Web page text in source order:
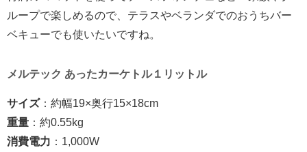
ループで楽しめるので、テラスやベランダでのおうちバー
ベキューでも使いたいですね。
メルテック あったカーケトル１リットル
サイズ：約幅19×奥行15×18cm
重量 ：約0.55kg
消費電力 ： 1,000W